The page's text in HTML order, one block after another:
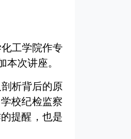
工学院作专
次讲座。
析背后的原
校纪检监察
提醒，也是